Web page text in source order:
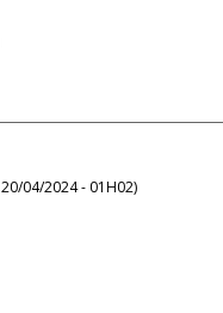
20/04/2024 - 01H02)